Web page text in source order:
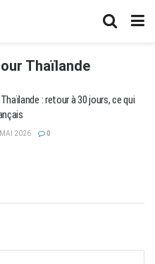
Thaïlande
: retour à 30 jours, ce qui
2026 0